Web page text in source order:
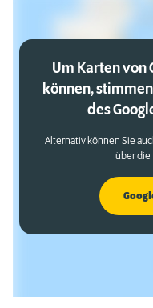
Um Karten von
können,
des
Alternativ können Sie
über die